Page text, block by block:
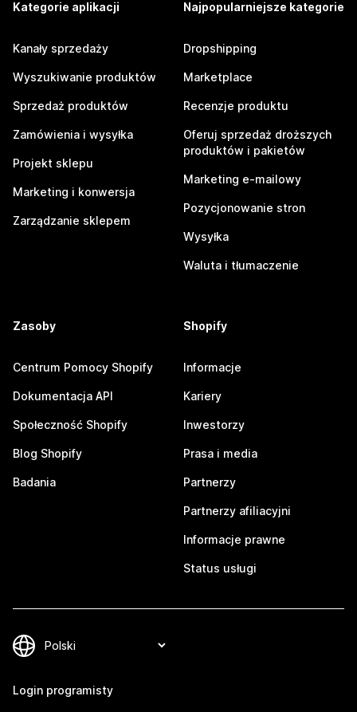
Kategorie aplikacji
Kanały sprzedaży
Wyszukiwanie produktów
Sprzedaż produktów
Zamówienia i wysyłka
Projekt sklepu
Marketing i konwersja
Zarządzanie sklepem
Najpopularniejsze kategorie
Dropshipping
Marketplace
Recenzje produktu
Oferuj sprzedaż droższych
produktów i pakietów
Marketing e-mailowy
Pozycjonowanie stron
Wysyłka
Waluta i tłumaczenie
Zasoby
Centrum Pomocy Shopify
Dokumentacja API
Społeczność Shopify
Blog Shopify
Badania
Shopify
Informacje
Kariery
Inwestorzy
Prasa i media
Partnerzy
Partnerzy afiliacyjni
Informacje prawne
Status usługi
Login programisty